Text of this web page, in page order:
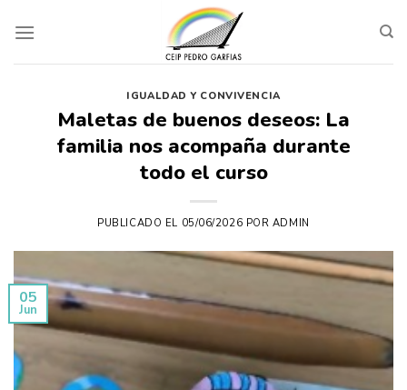
IGUALDAD Y CONVIVENCIA
Maletas de buenos deseos: La
familia nos acompaña durante
todo el curso
PUBLICADO EL 05/06/2026 POR ADMIN
05
Jun